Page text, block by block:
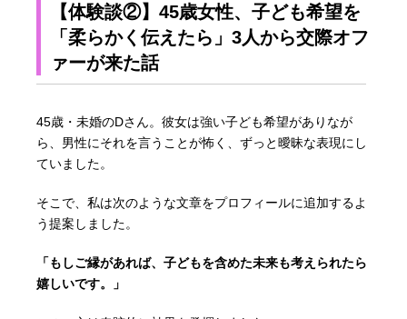
【体験談②】45歳女性、子ども希望を
「柔らかく伝えたら」3人から交際オフ
ァーが来た話
45歳・未婚のDさん。彼女は強い子ども希望がありなが
ら、男性にそれを言うことが怖く、ずっと曖昧な表現にし
ていました。
そこで、私は次のような文章をプロフィールに追加するよ
う提案しました。
「もしご縁があれば、子どもを含めた未来も考えられたら
嬉しいです。」